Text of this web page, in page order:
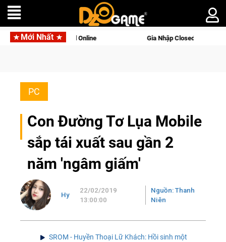
Mới Nhất
Palworld Online Gia Nhập Closed Beta Norse Saga: Cửu
PC
Con Đường Tơ Lụa Mobile
sắp tái xuất sau gần 2
năm 'ngâm giấm'
Hy
22/02/2019
13:00:00
Nguồn: Thanh
Niên
SROM - Huyền Thoại Lữ Khách: Hồi sinh một